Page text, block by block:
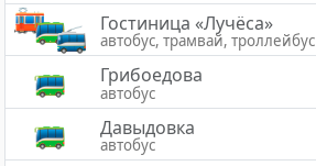
Гостиница «Лучёса»
автобус, трамвай, троллейбус
Грибоедова
автобус
Давыдовка
автобус